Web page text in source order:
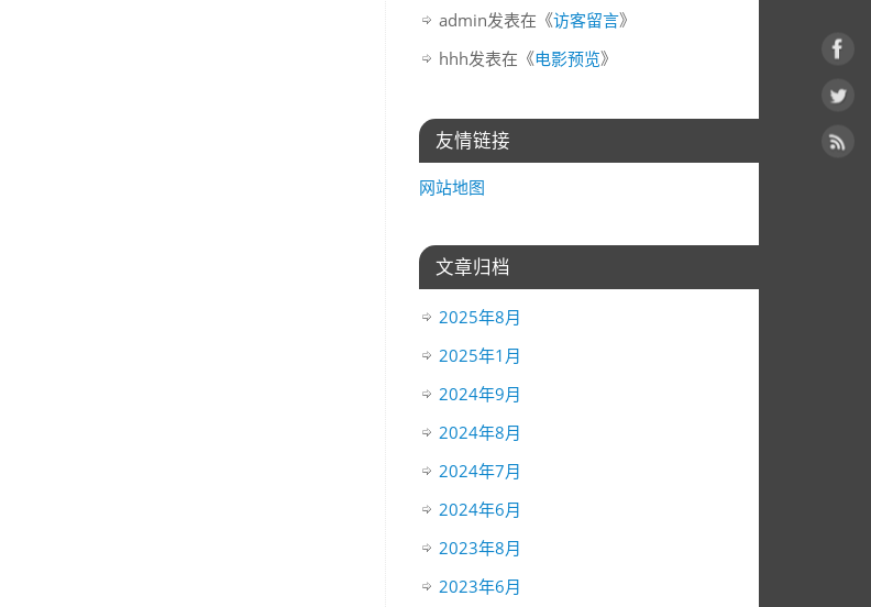
admin发表在《访客留言》
hhh发表在《电影预览》
友情链接
网站地图
文章归档
2025年8月
2025年1月
2024年9月
2024年8月
2024年7月
2024年6月
2023年8月
2023年6月